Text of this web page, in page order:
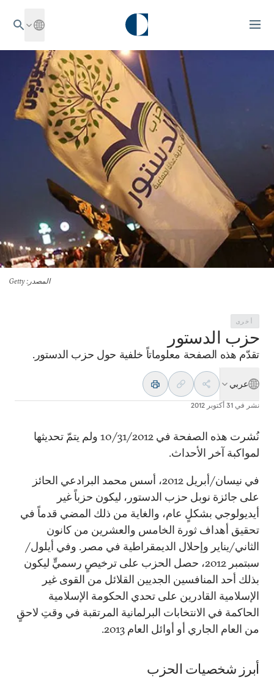
المصدر : Getty
أخرى
حزب الدستور
تقدّم هذه الصفحة معلوماتاً خلفية حول حزب الدستور.
عربي
نشر في 31 أكتوبر 2012
نُشرت هذه الصفحة في 10/31/2012 ولم يتمّ تحديثها
لمواكبة آخر الأحداث.
في نيسان/أبريل 2012، أسس محمد البرادعي الحائز
على جائزة نوبل حزب الدستور، ليكون حزباً غير
أيديولوجي بشكلٍ عام، والغاية من ذلك المضي قدماً في
تحقيق أهداف ثورة الخامس والعشرين من كانون
الثاني/يناير وإحلال الديمقراطية في مصر. وفي أيلول/
سبتمبر 2012، حصل الحزب على ترخيصٍ رسميٍّ ليكون
بذلك أحد المنافسين الجديين القلائل من القوى غير
الإسلامية القادرين على تحدي الحكومة الإسلامية
الحاكمة في الانتخابات البرلمانية المرتقبة في وقتِ لاحقٍ
من العام الجاري أو أوائل العام 2013.
أبرز شخصيات الحزب